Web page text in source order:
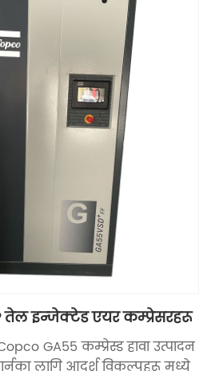
तेल इन्जेक्टेड एयर कम्प्रेसरहरू
GA55 कम्प्रेस्ड हावा उत्पादन